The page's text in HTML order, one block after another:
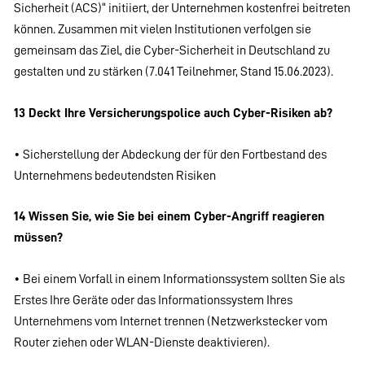
Sicherheit (ACS)“ initiiert, der Unternehmen kostenfrei beitreten
können. Zusammen mit vielen Institutionen verfolgen sie
gemeinsam das Ziel, die Cyber-Sicherheit in Deutschland zu
gestalten und zu stärken (7.041 Teilnehmer, Stand 15.06.2023).
13 Deckt Ihre Versicherungspolice auch Cyber-Risiken ab?
• Sicherstellung der Abdeckung der für den Fortbestand des
Unternehmens bedeutendsten Risiken
14 Wissen Sie, wie Sie bei einem Cyber-Angriff reagieren
müssen?
• Bei einem Vorfall in einem Informationssystem sollten Sie als
Erstes Ihre Geräte oder das Informationssystem Ihres
Unternehmens vom Internet trennen (Netzwerkstecker vom
Router ziehen oder WLAN-Dienste deaktivieren).